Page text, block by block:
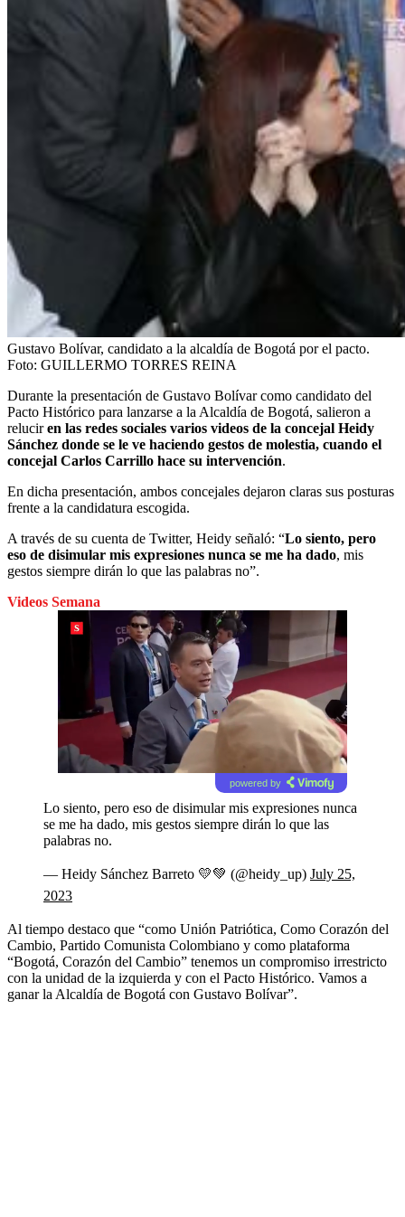
Gustavo Bolívar, candidato a la alcaldía de Bogotá por el pacto.
Foto: GUILLERMO TORRES REINA
Durante la presentación de Gustavo Bolívar como candidato del
Pacto Histórico para lanzarse a la Alcaldía de Bogotá, salieron a
reluciren las redes sociales varios videos de la concejal Heidy
Sánchez donde se le ve haciendo gestos de molestia, cuando el
concejal Carlos Carrillo hace su intervención.
En dicha presentación, ambos concejales dejaron claras sus posturas
frente a la candidatura escogida.
A través de su cuenta de Twitter, Heidy señaló: “Lo siento, pero
eso de disimular mis expresiones nunca se me ha dado, mis
gestos siempre dirán lo que las palabras no”.
Videos Semana
powered by
Lo siento, pero eso de disimular mis expresiones nunca
se me ha dado, mis gestos siempre dirán lo que las
palabras no.
— Heidy Sánchez Barreto 💛💚 (@heidy_up) July 25,
2023
Al tiempo destaco que “como Unión Patriótica, Como Corazón del
Cambio, Partido Comunista Colombiano y como plataforma
“Bogotá, Corazón del Cambio” tenemos un compromiso irrestricto
con la unidad de la izquierda y con el Pacto Histórico. Vamos a
ganar la Alcaldía de Bogotá con Gustavo Bolívar”.